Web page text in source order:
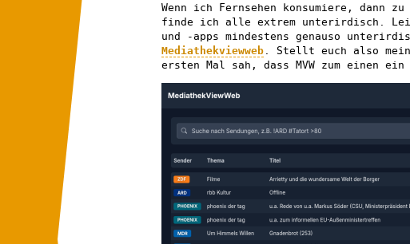
Wenn ich Fernsehen konsumiere,
finde ich alle extrem unterirdisch.
und -apps mindestens genauso
Mediathekviewweb . Stellt euch also
ersten Mal sah, dass MVW zum einen